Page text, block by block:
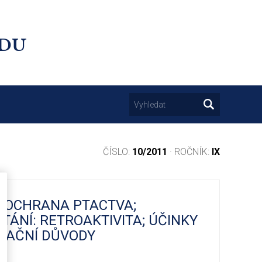
ČÍSLO: 10/2011 · ROČNÍK: IX
PTACTVA;
RETROAKTIVITA; ÚČINKY
DŮVODY